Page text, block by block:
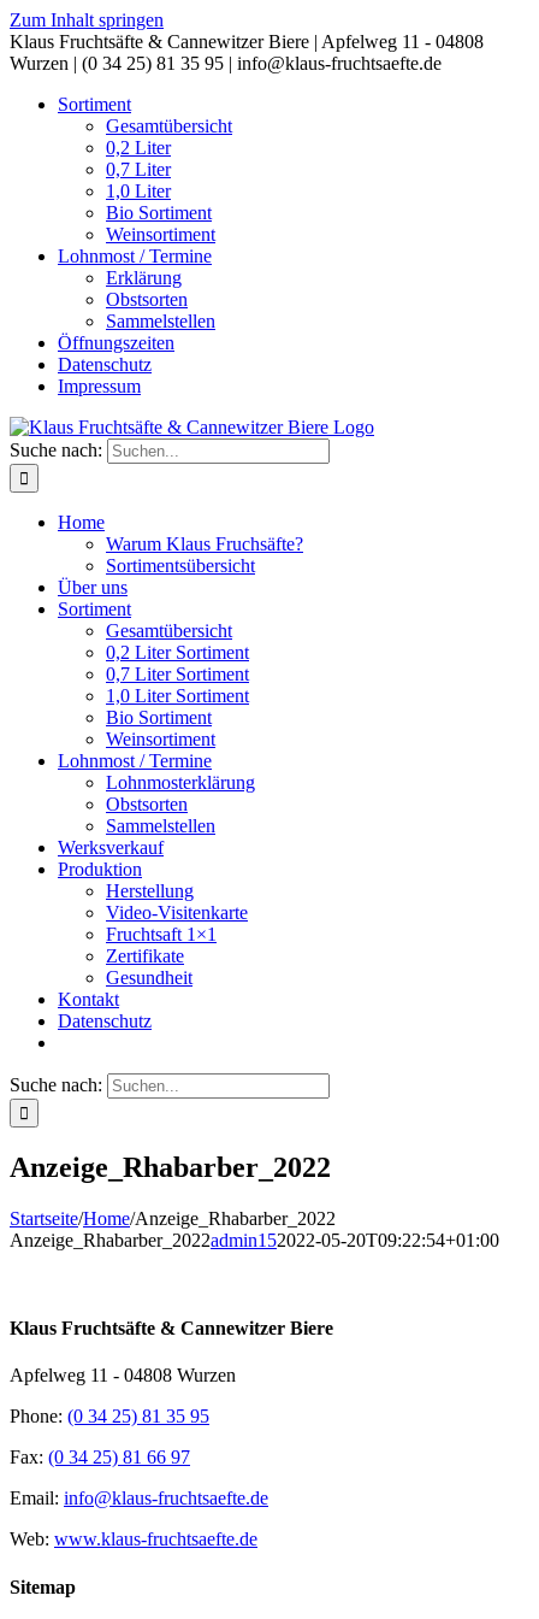
Zum Inhalt springen
Klaus Fruchtsäfte & Cannewitzer Biere | Apfelweg 11 - 04808
Wurzen | (0 34 25) 81 35 95 | info@klaus-fruchtsaefte.de
Sortiment
Gesamtübersicht
0,2 Liter
0,7 Liter
1,0 Liter
Bio Sortiment
Weinsortiment
Lohnmost / Termine
Erklärung
Obstsorten
Sammelstellen
Öffnungszeiten
Datenschutz
Impressum
Suche nach:
Home
Warum Klaus Fruchsäfte?
Sortimentsübersicht
Über uns
Sortiment
Gesamtübersicht
0,2 Liter Sortiment
0,7 Liter Sortiment
1,0 Liter Sortiment
Bio Sortiment
Weinsortiment
Lohnmost / Termine
Lohnmosterklärung
Obstsorten
Sammelstellen
Werksverkauf
Produktion
Herstellung
Video-Visitenkarte
Fruchtsaft 1×1
Zertifikate
Gesundheit
Kontakt
Datenschutz
Suche nach:
Anzeige_Rhabarber_2022
Startseite/Home/Anzeige_Rhabarber_2022
Anzeige_Rhabarber_2022admin152022-05-20T09:22:54+01:00
Klaus Fruchtsäfte & Cannewitzer Biere
Apfelweg 11 - 04808 Wurzen
Phone: (0 34 25) 81 35 95
Fax: (0 34 25) 81 66 97
Email: info@klaus-fruchtsaefte.de
Web: www.klaus-fruchtsaefte.de
Sitemap